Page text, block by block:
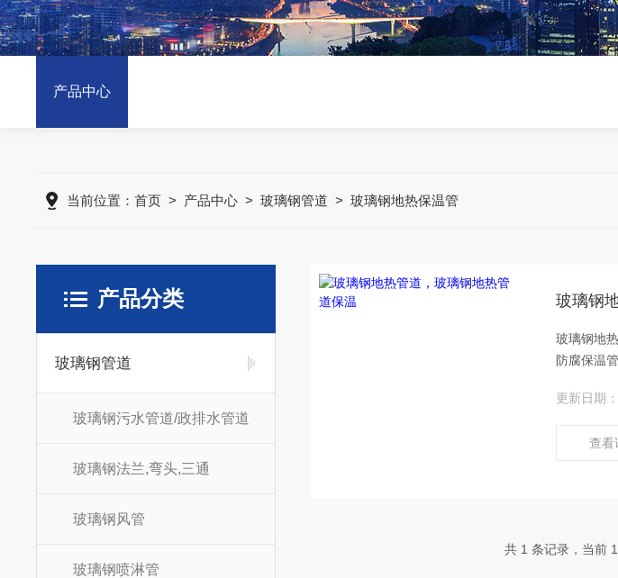
产品中心
当前位置：首页 > 产品中心 >玻璃钢管道 >玻璃钢地热保温管
产品分类
玻璃钢管道
玻璃钢污水管道/政排水管道
玻璃钢法兰,弯头,三通
玻璃钢风管
玻璃钢喷淋管
玻璃钢
玻璃钢地
防腐保温
型的一种
更新日期：
查看
共 1 条记录，当前